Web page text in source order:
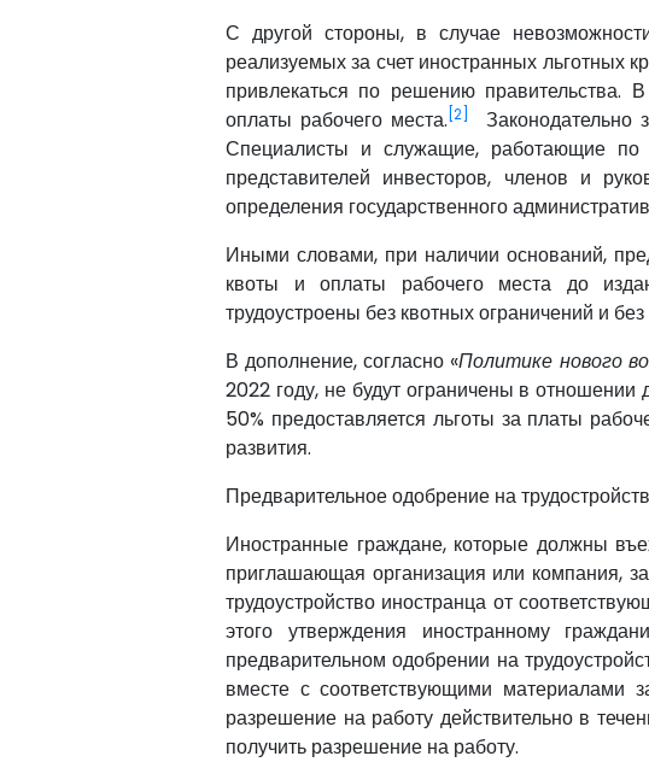
С другой стороны, в случае
реализуемых за счет иностранных льготных
привлекаться по решению правительства.
оплаты рабочего места. [2]
Законодательно
Специалисты и служащие, работающие по
представителей инвесторов, членов и
определения государственного
Иными словами, при наличии оснований,
квоты и оплаты рабочего места до
трудоустроены без квотных ограничений и
В дополнение, согласно «Политике нового
2022 году, не будут ограничены в
50% предоставляется льготы за платы
развития.
Предварительное одобрение на
Иностранные граждане, которые должны
приглашающая организация или компания,
трудоустройство иностранца от
этого утверждения иностранному
предварительном одобрении на
вместе с соответствующими материалами
разрешение на работу действительно в
получить разрешение на работу.